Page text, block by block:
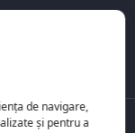
de navigare,
și pentru a